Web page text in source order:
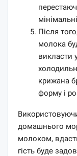
Після
молока
викласти
крижана
форму і
домашнього
молоком,
гість буде